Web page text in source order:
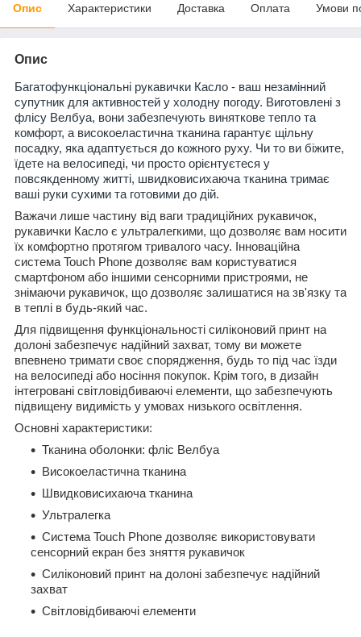
Опис Характеристики Доставка Оплата Умови
Опис
Багатофункціональні рукавички Касло - ваш незамінний
супутник для активностей у холодну погоду. Виготовлені з
флісу Велбуа, вони забезпечують виняткове тепло та
комфорт, а високоеластична тканина гарантує щільну
посадку, яка адаптується до кожного руху. Чи то ви біжите,
їдете на велосипеді, чи просто орієнтуєтеся у
повсякденному житті, швидковисихаюча тканина тримає
ваші руки сухими та готовими до дій.
Важачи лише частину від ваги традиційних рукавичок,
рукавички Касло є ультралегкими, що дозволяє вам носити
їх комфортно протягом тривалого часу. Інноваційна
система Touch Phone дозволяє вам користуватися
смартфоном або іншими сенсорними пристроями, не
знімаючи рукавичок, що дозволяє залишатися на зв'язку та
в теплі в будь-який час.
Для підвищення функціональності силіконовий принт на
долоні забезпечує надійний захват, тому ви можете
впевнено тримати своє спорядження, будь то під час їзди
на велосипеді або носіння покупок. Крім того, в дизайн
інтегровані світловідбиваючі елементи, що забезпечують
підвищену видимість у умовах низького освітлення.
Основні характеристики:
Тканина оболонки: фліс Велбуа
Високоеластична тканина
Швидковисихаюча тканина
Ультралегка
Система Touch Phone дозволяє використовувати
сенсорний екран без зняття рукавичок
Силіконовий принт на долоні забезпечує надійний
захват
Світловідбиваючі елементи